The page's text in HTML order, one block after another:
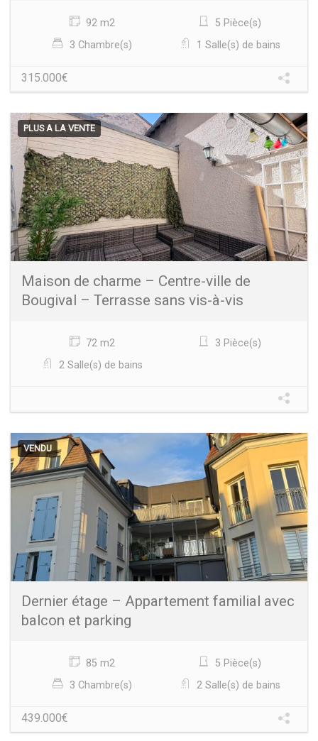
92 m2
5 Pièce(s)
3 Chambre(s)
1 Salle(s) de bains
315.000€
PLUS A LA VENTE
Maison de charme – Centre-ville de
Bougival – Terrasse sans vis-à-vis
72 m2
3 Pièce(s)
2 Salle(s) de bains
VENDU
Dernier étage – Appartement familial avec
balcon et parking
85 m2
5 Pièce(s)
3 Chambre(s)
2 Salle(s) de bains
439.000€